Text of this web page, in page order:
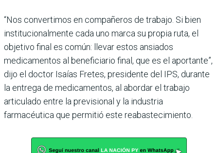
“Nos convertimos en compañeros de trabajo. Si bien
institucionalmente cada uno marca su propia ruta, el
objetivo final es común: llevar estos ansiados
medicamentos al beneficiario final, que es el aportante”,
dijo el doctor Isaías Fretes, presidente del IPS, durante
la entrega de medicamentos, al abordar el trabajo
articulado entre la previsional y la industria
farmacéutica que permitió este reabastecimiento.